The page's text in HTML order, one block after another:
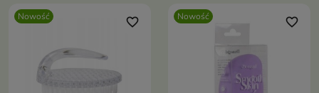
Nowość favorite_border Nowość favorite_border